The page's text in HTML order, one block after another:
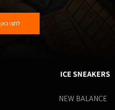
לחצו כאן
ICE SNEAKERS
NEW BALANCE